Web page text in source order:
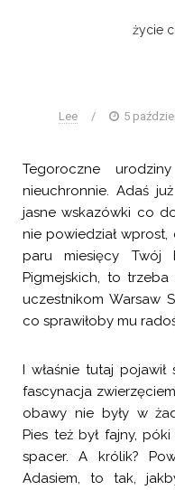
życie
Lee / 5
Tegoroczne
nieuchronnie. Adaś
jasne wskazówki co
nie powiedział
paru miesięcy
Pigmejskich, to
uczestnikom Warsaw
co sprawiłoby mu
I właśnie tutaj
fascynacja
obawy nie były w
Pies też był fajny,
spacer. A królik?
Adasiem, to tak,